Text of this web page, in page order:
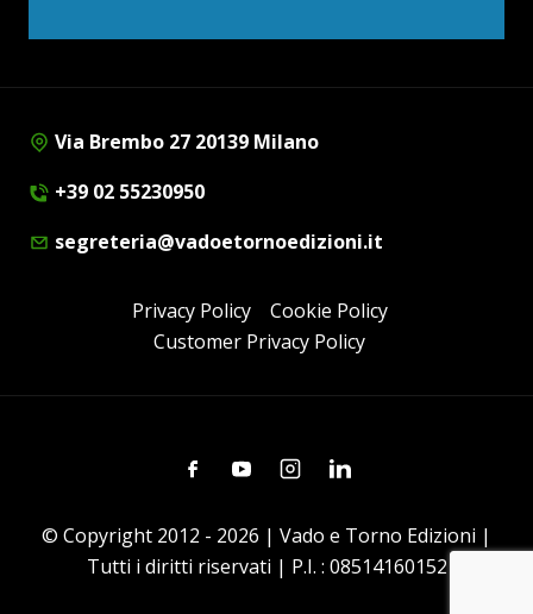
Via Brembo 27 20139 Milano
+39 02 55230950
segreteria@vadoetornoedizioni.it
Privacy Policy
Cookie Policy
Customer Privacy Policy
FacebookYoutubeInstagramLinkedin
© Copyright 2012 - 2026 | Vado e Torno Edizioni |
Tutti i diritti riservati | P.I. : 08514160152